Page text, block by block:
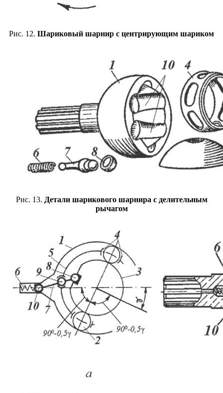
Рис. 12. Шариковый шарнир с центрирующим шариком
Рис. 13. Детали шарикового шарнира с делительным
рычагом